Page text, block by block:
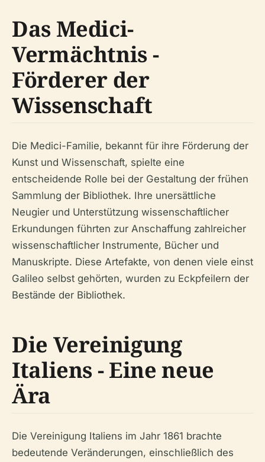
Das Medici-
Vermächtnis -
Förderer der
Wissenschaft
Die Medici-Familie, bekannt für ihre Förderung der
Kunst und Wissenschaft, spielte eine
entscheidende Rolle bei der Gestaltung der frühen
Sammlung der Bibliothek. Ihre unersättliche
Neugier und Unterstützung wissenschaftlicher
Erkundungen führten zur Anschaffung zahlreicher
wissenschaftlicher Instrumente, Bücher und
Manuskripte. Diese Artefakte, von denen viele einst
Galileo selbst gehörten, wurden zu Eckpfeilern der
Bestände der Bibliothek.
Die Vereinigung
Italiens - Eine neue
Ära
Die Vereinigung Italiens im Jahr 1861 brachte
bedeutende Veränderungen, einschließlich des